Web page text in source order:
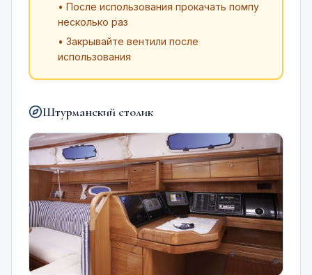
• После использования прокачать помпу
несколько раз
• Закрывайте вентили после
использования
Штурманский столик